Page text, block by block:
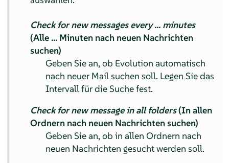
Check for new messages every ... minutes
(Alle ... Minuten nach neuen Nachrichten
suchen)
Geben Sie an, ob Evolution automatisch
nach neuer Mail suchen soll. Legen Sie das
Intervall für die Suche fest.
Check for new message in all folders(In allen
Ordnern nach neuen Nachrichten suchen)
Geben Sie an, ob in allen Ordnern nach
neuen Nachrichten gesucht werden soll.